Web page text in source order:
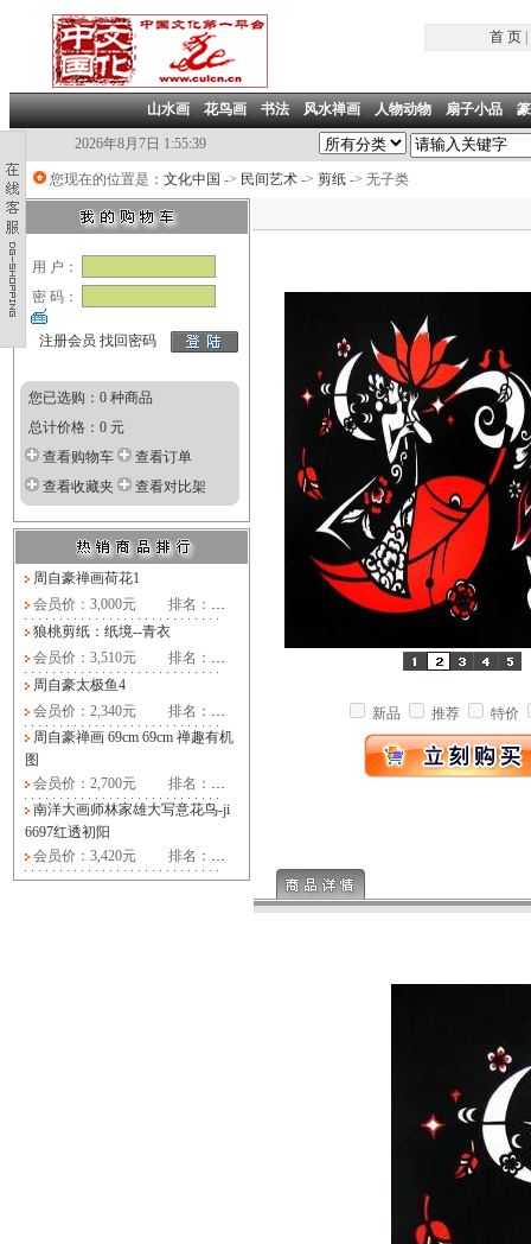
首 页|
山水画|花鸟画|书法|风水禅画|人物动物|扇子小品|
2026年8月7日 1:55:40
您现在的位置是： 文化中国 -> 民间艺术 -> 剪纸 -> 无子类
用 户：
密 码：
注册会员 找回密码
您已选购：0 种商品
总计价格：0 元
查看购物车
查看订单
查看收藏夹
查看对比架
周自豪禅画荷花1
会员价：3,000元
排名： …
狼桃剪纸：纸境--青衣
会员价：3,510元
排名： …
周自豪太极鱼4
会员价：2,340元
排名： …
周自豪禅画 69cm 69cm 禅趣有机
图
会员价：2,700元
排名： …
南洋大画师林家雄大写意花鸟-ji
6697红透初阳
会员价：3,420元
排名： …
新品 推荐 特价